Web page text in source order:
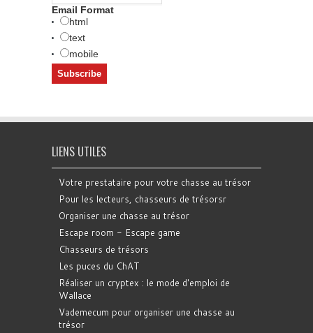
Email Format
html
text
mobile
LIENS UTILES
Votre prestataire pour votre chasse au trésor
Pour les lecteurs, chasseurs de trésorsr
Organiser une chasse au trésor
Escape room - Escape game
Chasseurs de trésors
Les puces du ChAT
Réaliser un cryptex : le mode d'emploi de
Wallace
Vademecum pour organiser une chasse au
trésor